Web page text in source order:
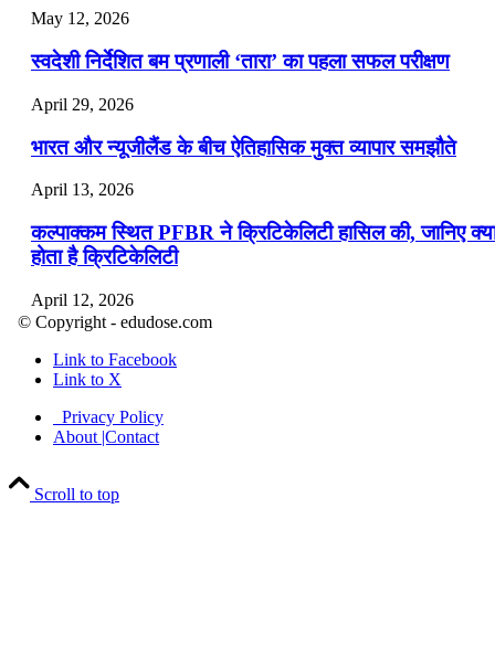
May 12, 2026
स्वदेशी निर्देशित बम प्रणाली ‘तारा’ का पहला सफल परीक्षण
April 29, 2026
भारत और न्यूजीलैंड के बीच ऐतिहासिक मुक्त व्यापार समझौते
April 13, 2026
कल्पाक्कम स्थित PFBR ने क्रिटिकेलिटी हासिल की, जानिए
होता है क्रिटिकेलिटी
April 12, 2026
April 9, 2026
नासा का आर्टेमिस-2 मिशन: मनुष्य एक बार फिर से चंद्रमा के
पहुंचा
April 7, 2026
© Copyright - edudose.com
Link to Facebook
Link to X
Privacy Policy
About |Contact
Scroll to top